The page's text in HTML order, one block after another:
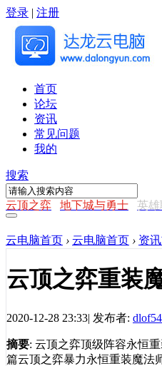
登录 | 注册
首页
论坛
资讯
常见问题
我的
搜索
云顶之弈 地下城与勇士 英雄
云电脑首页 › 云电脑首页 › 资
云顶之弈重装
2020-12-28 23:33| 发布者:
摘要: 云顶之弈顶级阵容永恒
篇云顶之弈暴力永恒重装魔法